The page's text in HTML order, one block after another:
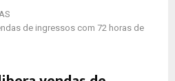
de ingressos com 72 horas de